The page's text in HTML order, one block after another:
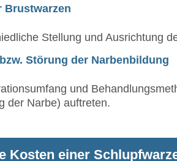
Brustwarzen
Stellung und Ausrichtung
Störung der Narbenbildung
und
der Narbe) auftreten.
Kosten einer